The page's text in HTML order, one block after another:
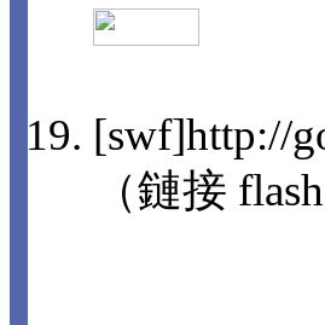
[swf]http://
（鏈接